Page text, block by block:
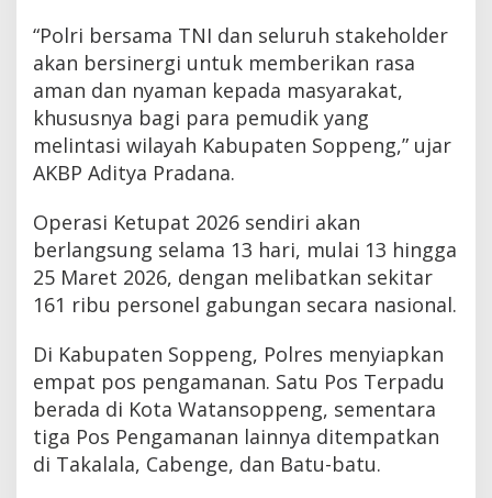
“Polri bersama TNI dan seluruh stakeholder
akan bersinergi untuk memberikan rasa
aman dan nyaman kepada masyarakat,
khususnya bagi para pemudik yang
melintasi wilayah Kabupaten Soppeng,” ujar
AKBP Aditya Pradana.
Operasi Ketupat 2026 sendiri akan
berlangsung selama 13 hari, mulai 13 hingga
25 Maret 2026, dengan melibatkan sekitar
161 ribu personel gabungan secara nasional.
Di Kabupaten Soppeng, Polres menyiapkan
empat pos pengamanan. Satu Pos Terpadu
berada di Kota Watansoppeng, sementara
tiga Pos Pengamanan lainnya ditempatkan
di Takalala, Cabenge, dan Batu-batu.